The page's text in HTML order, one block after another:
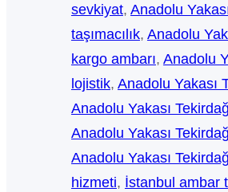
sevkiyat, Anadolu
taşımacılık, Anadolu
kargo ambarı, Anadolu
lojistik, Anadolu Yakası
Anadolu Yakası
Anadolu Yakası
Anadolu Yakası
hizmeti, İstanbul ambar